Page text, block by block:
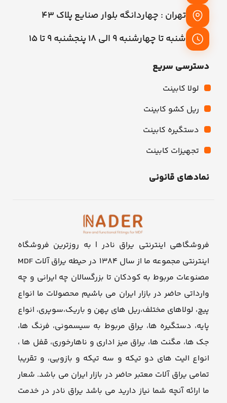
تهران : چهاردانگه بلوار صنایع پلاک 43
شنبه تا چهارشنبه 9 الی 18 پنجشنبه 9 تا 15
دسترسی سریع
لولا کابینت
ریل کشو کابینت
دستگیره کابینت
تجهیزات کابینت
نمادهای قانونی
فروشگاهی اینترنتی یراق نادر | به روزترین فروشگاه
اینترنتی مجموعه ما از سال ۱۳۸۴ در حیطه یراق آلات MDF
مصنوعات مربوط به کودکان تا بزرگسالان چه ایرانی و چه
وارداتی حاضر در بازار ایران می باشیم محصولات ما انواع
پیچ، لولاهای مختلف،ریل های پهن و باریک،سوپری، انواع
پایه، دستگیره ها، یراق مربوط به سیسمونی، فرنگ ها،
جک ها، مگنت ها، یراق میز اداری و ناهارخوری، قفل ها ،
انواع الیت های دو تیکه و سه تیکه و بازویی، و تقریبا
تمامی یراق آلات معتبر حاضر در بازار ایران می باشد. شعار
ما ارائه آنچه شما نیاز دارید می باشد یراق نادر در خدمت